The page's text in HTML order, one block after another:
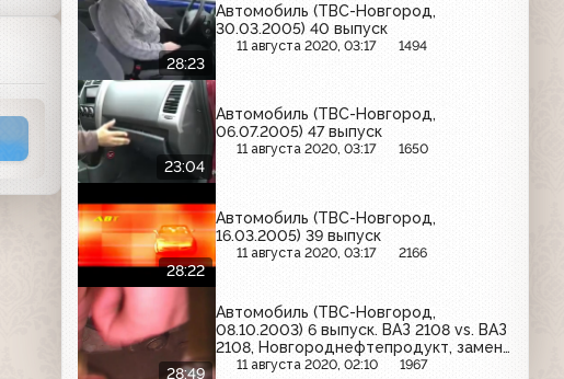
28:23
Автомобиль (ТВС-Новгород,
30.03.2005) 40 выпуск
11 августа 2020, 03:17 1494
23:04
Автомобиль (ТВС-Новгород,
06.07.2005) 47 выпуск
11 августа 2020, 03:17 1650
28:22
Автомобиль (ТВС-Новгород,
16.03.2005) 39 выпуск
11 августа 2020, 03:17 2166
28:49
Автомобиль (ТВС-Новгород,
08.10.2003) 6 выпуск. ВАЗ 2108 vs. ВАЗ
2108, Новгороднефтепродукт, замена
охлаждающей жидкости на ВАЗ 2105,
11 августа 2020, 02:10 1967